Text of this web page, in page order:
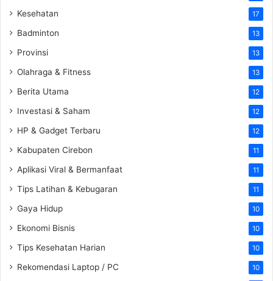
Kesehatan 17
Badminton 13
Provinsi 13
Olahraga & Fitness 13
Berita Utama 12
Investasi & Saham 12
HP & Gadget Terbaru 12
Kabupaten Cirebon 11
Aplikasi Viral & Bermanfaat 11
Tips Latihan & Kebugaran 11
Gaya Hidup 10
Ekonomi Bisnis 10
Tips Kesehatan Harian 10
Rekomendasi Laptop / PC 10